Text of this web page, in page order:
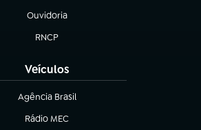
Ouvidoria
(abre em nova aba)
RNCP
(abre em nova aba)
Veículos
Agência Brasil
(abre em nova aba)
Rádio MEC
(abre em nova aba)